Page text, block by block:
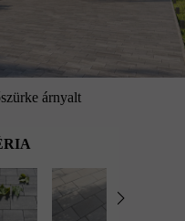
árnyalt